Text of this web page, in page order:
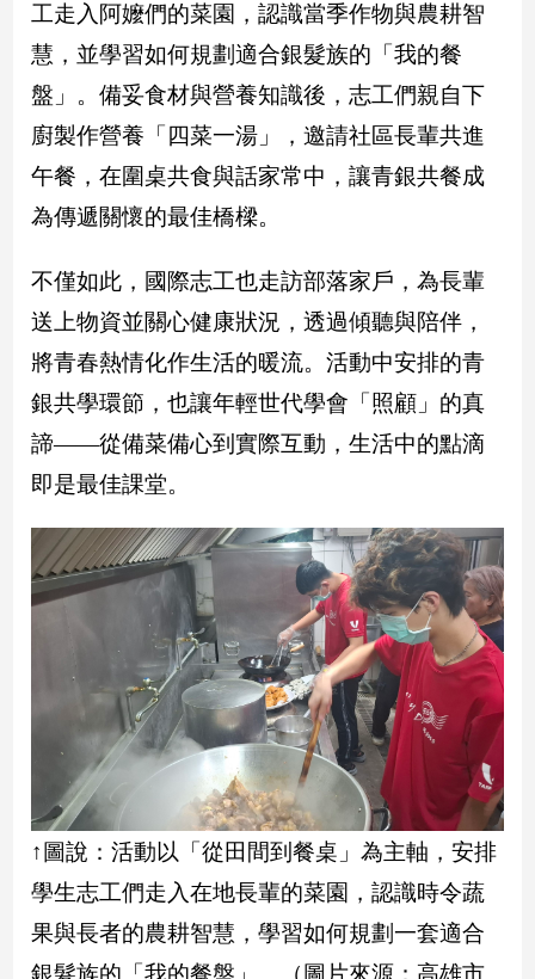
專
區
南
台
灣
觀
南
灣
觀
點
樂
娛
追
星
生
活
工走入阿嬤們的菜園，認識當季作物與農耕智
慧，並學習如何規劃適合銀髮族的「我的餐
盤」。備妥食材與營養知識後，志工們親自下
廚製作營養「四菜一湯」，邀請社區長輩共進
午餐，在圍桌共食與話家常中，讓青銀共餐成
為傳遞關懷的最佳橋樑。
不僅如此，國際志工也走訪部落家戶，為長輩
送上物資並關心健康狀況，透過傾聽與陪伴，
將青春熱情化作生活的暖流。活動中安排的青
銀共學環節，也讓年輕世代學會「照顧」的真
諦——從備菜備心到實際互動，生活中的點滴
即是最佳課堂。
↑圖說：活動以「從田間到餐桌」為主軸，安排
學生志工們走入在地長輩的菜園，認識時令蔬
果與長者的農耕智慧，學習如何規劃一套適合
銀髮族的「我的餐盤」。（圖片來源：高雄市